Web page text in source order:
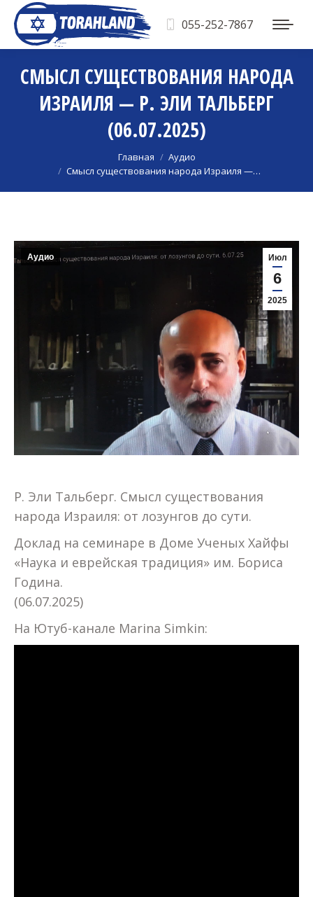
055-252-7867
СМЫСЛ СУЩЕСТВОВАНИЯ НАРОДА
ИЗРАИЛЯ — Р. ЭЛИ ТАЛЬБЕРГ
(06.07.2025)
Главная
Аудио
Смысл существования народа Израиля —…
Июл
6
2025
Аудио
Р. Эли Тальберг. Смысл существования
народа Израиля: от лозунгов до сути.
Доклад на семинаре в Доме Ученых Хайфы
«Наука и еврейская традиция» им. Бориса
Година.
(06.07.2025)
На Ютуб-канале Marina Simkin: